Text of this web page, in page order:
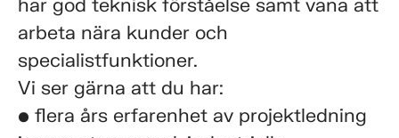
har god teknisk förståelse samt vana att
arbeta nära kunder och
specialistfunktioner.
Vi ser gärna att du har:
• flera års erfarenhet av projektledning